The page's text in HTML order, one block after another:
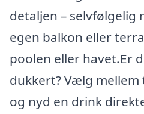
detaljen – selvfølgelig
egen balkon eller
poolen eller havet.Er
dukkert? Vælg mellem
og nyd en drink